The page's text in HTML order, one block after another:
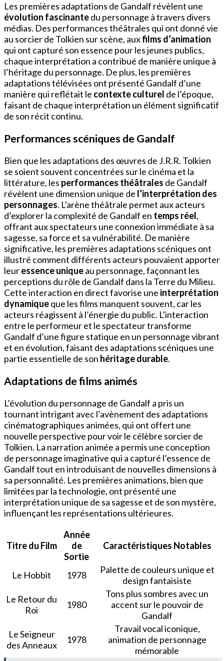
Les premières adaptations de Gandalf révèlent une
évolution fascinantedu personnage à travers divers
médias. Des performances théâtrales qui ont donné vie
au sorcier de Tolkien sur scène, auxfilms d’animation
qui ont capturé son essence pour les jeunes publics,
chaque interprétation a contribué de manière unique à
l’héritage du personnage. De plus, les premières
adaptations télévisées ont présenté Gandalf d’une
manière qui reflétait le contexte culturel de l’époque,
faisant de chaque interprétation un élément significatif
de son récit continu.
Performances scéniques de Gandalf
Bien que les adaptations des œuvres de J.R.R. Tolkien
se soient souvent concentrées sur le cinéma et la
littérature, les performances théâtrales de Gandalf
révèlent une dimension unique de l’interprétation des
personnages. L’arène théâtrale permet aux acteurs
d’explorer la complexité de Gandalf en temps réel,
offrant aux spectateurs une connexion immédiate à sa
sagesse, sa force et sa vulnérabilité. De manière
significative, les premières adaptations scéniques ont
illustré comment différents acteurs pouvaient apporter
leuressence uniqueau personnage, façonnant les
perceptions du rôle de Gandalf dans la Terre du Milieu.
Cette interaction en direct favorise une interprétation
dynamiqueque les films manquent souvent, car les
acteurs réagissent à l’énergie du public. L’interaction
entre le performeur et le spectateur transforme
Gandalf d’une figure statique en un personnage vibrant
et en évolution, faisant des adaptations scéniques une
partie essentielle de son héritage durable.
Adaptations de films animés
L’évolution du personnage de Gandalf a pris un
tournant intrigant avec l’avènement des adaptations
cinématographiques animées, qui ont offert une
nouvelle perspective pour voir le célèbre sorcier de
Tolkien. La narration animée a permis une conception
de personnage imaginative qui a capturé l’essence de
Gandalf tout en introduisant de nouvelles dimensions à
sa personnalité. Les premières animations, bien que
limitées par la technologie, ont présenté une
interprétation unique de sa sagesse et de son mystère,
influençant les représentations ultérieures.
Titre du Film
Année
de
Sortie
Caractéristiques Notables
Le Hobbit 1978
Palette de couleurs unique et
design fantaisiste
Le Retour du
Roi
1980
Tons plus sombres avec un
accent sur le pouvoir de
Gandalf
Le Seigneur
des Anneaux
1978
Travail vocal iconique,
animation de personnage
mémorable